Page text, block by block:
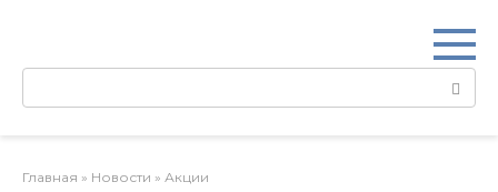
Поиск:
Главная » Новости » Акции